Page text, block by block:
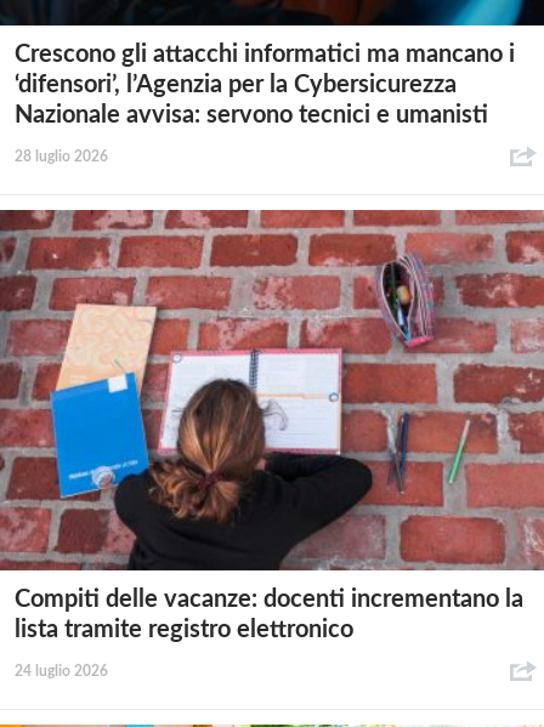
Crescono gli attacchi informatici ma mancano i
‘difensori’, l’Agenzia per la Cybersicurezza
Nazionale avvisa: servono tecnici e umanisti
28 luglio 2026
Compiti delle vacanze: docenti incrementano la
lista tramite registro elettronico
24 luglio 2026